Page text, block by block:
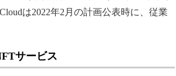
は2022年2月の計画公表時に、従業
サービス